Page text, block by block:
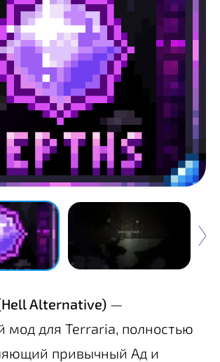
Alternative) —
мод для Terraria, полностью
привычный Ад и